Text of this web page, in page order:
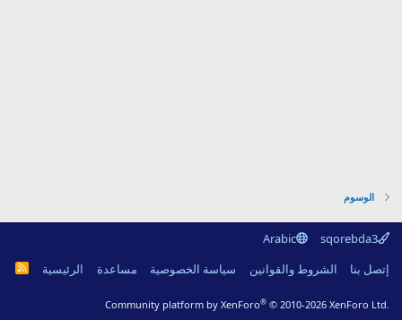
الوسوم
sqorebda3
Arabic
إتصل بنا
الشروط والقوانين سياسة الخصوصية مساعدة الرئيسية
R
Community platform by XenForo® © 2010-2026 XenForo Ltd.